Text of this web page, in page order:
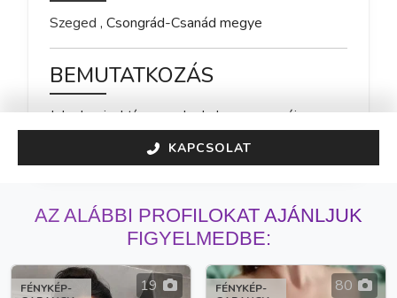
Szeged , Csongrád-Csanád megye
BEMUTATKOZÁS
Jelenleg inaktív vagyok, de hamarosan újra
KAPCSOLAT
AZ ALÁBBI PROFILOKAT AJÁNLJUK
FIGYELMEDBE:
FÉNYKÉP-
19
FÉNYKÉP-
80